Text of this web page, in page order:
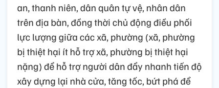
an, thanh niên, dân quân tự vệ, nhân dân
trên địa bàn, đồng thời chủ động điều phối
lực lượng giữa các xã, phường (xã, phường
bị thiệt hại ít hỗ trợ xã, phường bị thiệt hại
nặng) để hỗ trợ người dân đẩy nhanh tiến độ
xây dựng lại nhà cửa, tăng tốc, bứt phá để